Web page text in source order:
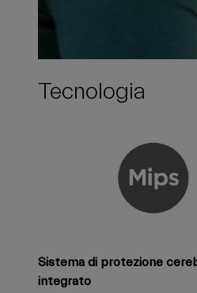
Tecnologia
Sistema di protezione
integrato